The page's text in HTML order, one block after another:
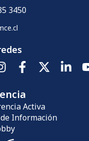
3450
Activa
Información